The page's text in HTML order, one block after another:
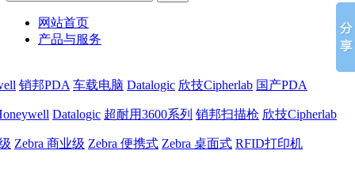
网站首页
产品与服务
销邦PDA 车载电脑 Datalogic 欣技Cipherlab 国产PDA
Datalogic 超耐用3600系列 销邦扫描枪 欣技Cipherlab
Zebra 商业级 Zebra 便携式 Zebra 桌面式 RFID打印机